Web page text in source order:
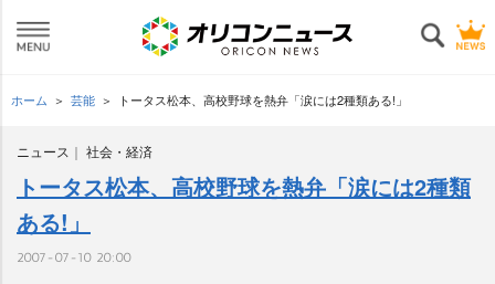
ホーム 芸能 トータス松本、高校野球を熱弁「涙には2種類ある!」
ニュース 社会・経済
トータス松本、高校野球を熱弁「涙には2種類
ある!」
2007-07-10 20:00